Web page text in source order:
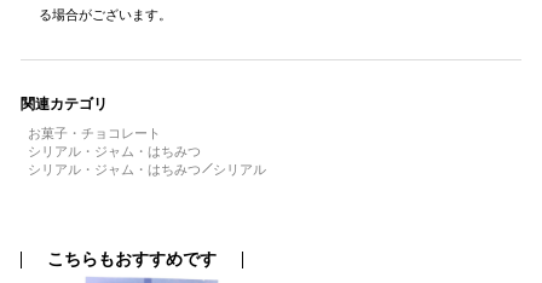
る場合がございます。
関連カテゴリ
お菓子・チョコレート
シリアル・ジャム・はちみつ
シリアル・ジャム・はちみつ
シリアル
こちらもおすすめです